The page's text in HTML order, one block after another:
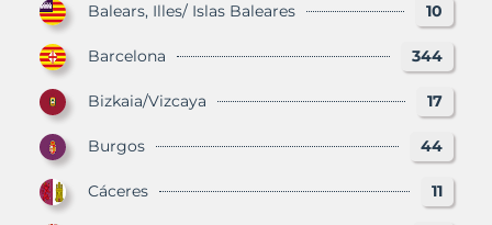
Balears, Illes/ Islas Baleares 10
Barcelona 344
Bizkaia/Vizcaya 17
Burgos 44
Cáceres 11